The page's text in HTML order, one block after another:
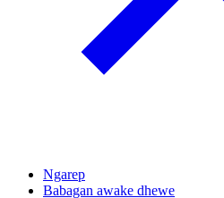
Ngarep
Babagan awake dhewe